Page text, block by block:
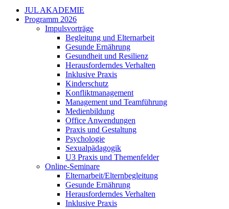
JUL AKADEMIE
Programm 2026
Impulsvorträge
Begleitung und Elternarbeit
Gesunde Ernährung
Gesundheit und Resilienz
Herausforderndes Verhalten
Inklusive Praxis
Kinderschutz
Konfliktmanagement
Management und Teamführung
Medienbildung
Office Anwendungen
Praxis und Gestaltung
Psychologie
Sexualpädagogik
U3 Praxis und Themenfelder
Online-Seminare
Elternarbeit/Elternbegleitung
Gesunde Ernährung
Herausforderndes Verhalten
Inklusive Praxis